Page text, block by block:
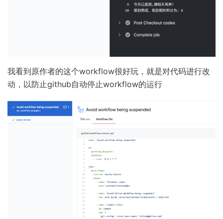
我看到原作者的这个workflow很好玩，就是对代码进行改
动，以防止github自动停止workflow的运行